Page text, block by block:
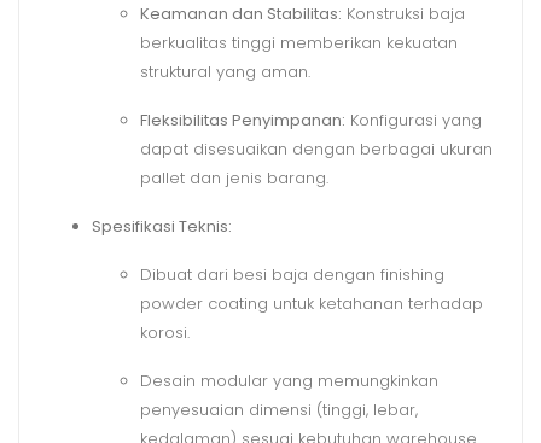
Keamanan dan Stabilitas: Konstruksi baja
berkualitas tinggi memberikan kekuatan
struktural yang aman.
Fleksibilitas Penyimpanan: Konfigurasi yang
dapat disesuaikan dengan berbagai ukuran
pallet dan jenis barang.
Spesifikasi Teknis:
Dibuat dari besi baja dengan finishing
powder coating untuk ketahanan terhadap
korosi.
Desain modular yang memungkinkan
penyesuaian dimensi (tinggi, lebar,